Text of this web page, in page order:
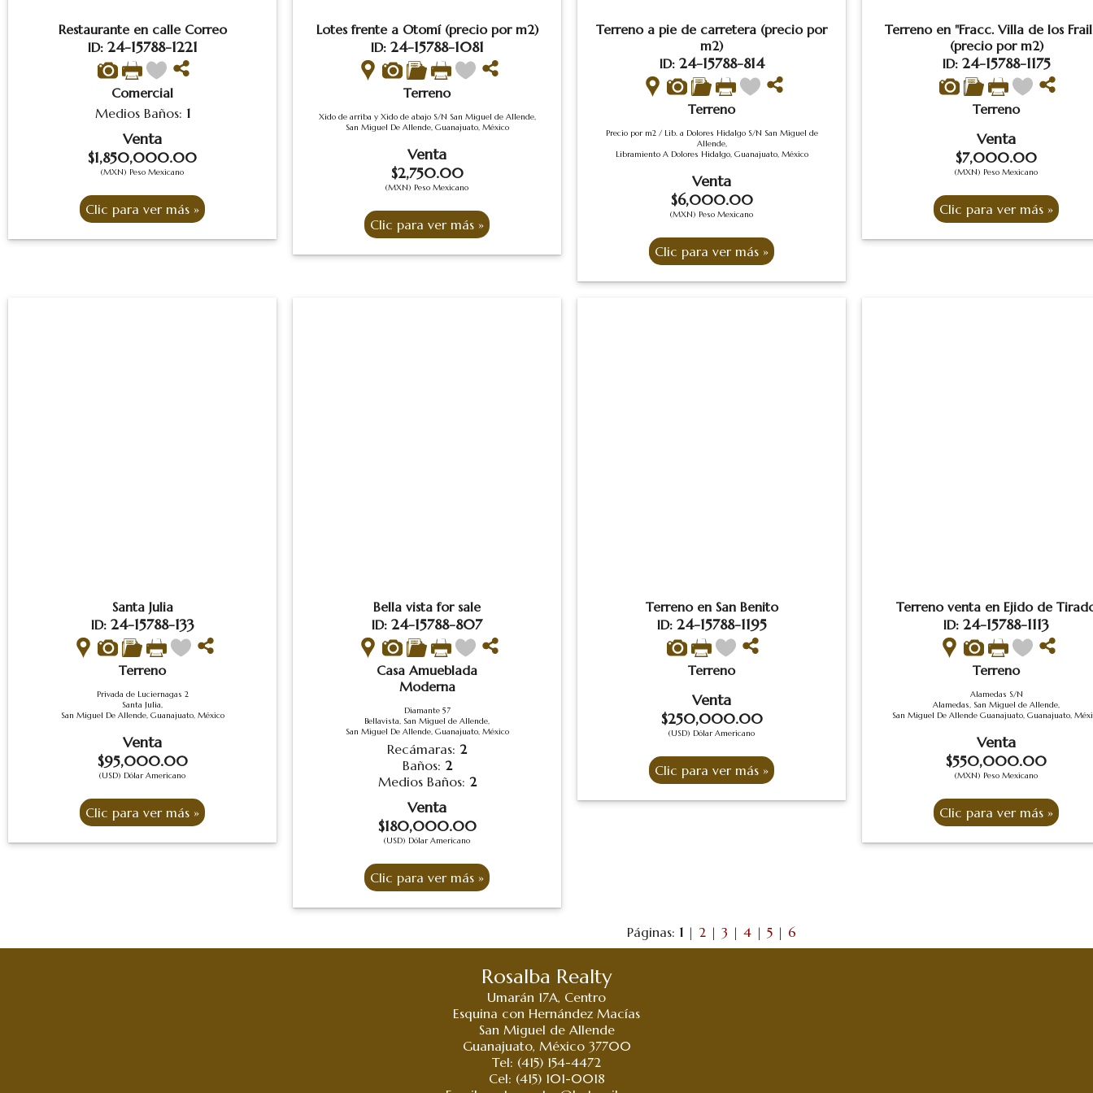
Restaurante en calle Correo
ID: 24-15788-1221
Comercial
Medios Baños: 1
Venta
$1,850,000.00
(MXN) Peso Mexicano
Lotes frente a Otomí (precio por m2)
ID: 24-15788-1081
Terreno
Xido de arriba y Xido de abajo S/N San Miguel de Allende,
San Miguel De Allende, Guanajuato, México
Venta
$2,750.00
(MXN) Peso Mexicano
Terreno a pie de carretera (precio por
m2)
ID: 24-15788-814
Terreno
Precio por m2 / Lib. a Dolores Hidalgo S/N San Miguel de
Allende,
Libramiento A Dolores Hidalgo, Guanajuato, México
Venta
$6,000.00
(MXN) Peso Mexicano
Terreno en "Fracc. Villa de los
(precio por m2)
ID: 24-15788-1175
Terreno
Venta
$7,000.00
(MXN) Peso Mexicano
Santa Julia
ID: 24-15788-133
Terreno
Privada de Luciernagas 2
Santa Julia,
San Miguel De Allende, Guanajuato, México
Venta
$95,000.00
(USD) Dólar Americano
Bella vista for sale
ID: 24-15788-807
Casa Amueblada
Moderna
Diamante 57
Bellavista, San Miguel de Allende,
San Miguel De Allende, Guanajuato, México
Recámaras: 2
Baños: 2
Medios Baños: 2
Venta
$180,000.00
(USD) Dólar Americano
Terreno en San Benito
ID: 24-15788-1195
Terreno
Venta
$250,000.00
(USD) Dólar Americano
Terreno venta en Ejido de
ID: 24-15788-1113
Terreno
Alamedas S/N
Alamedas, San Miguel de Allende,
San Miguel De Allende Guanajuato, Guanajuato,
Venta
$550,000.00
(MXN) Peso Mexicano
Páginas: 1 | 2 | 3 | 4 | 5 | 6
Rosalba Realty
Umarán 17A, Centro
Esquina con Hernández Macías
San Miguel de Allende
Guanajuato, México 37700
Tel: (415) 154-4472
Cel: (415) 101-0018